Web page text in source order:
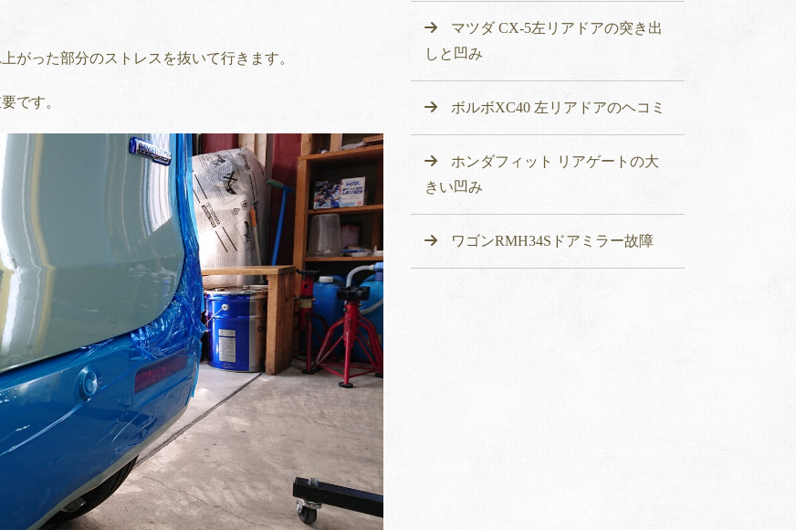
がった部分のストレスを抜いて行きます。
要です。
マツダ CX-5左リアドアの突き出
しと凹み
ボルボXC40 左リアドアのヘコミ
ホンダフィット リアゲートの大
きい凹み
ワゴンRMH34Sドアミラー故障